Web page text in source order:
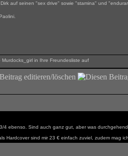
auf seinen "sex drive" sowie "stamina" und
ebenso. Sind auch ganz gut, aber was
sind mir 23 € einfach zuviel, zudem mag